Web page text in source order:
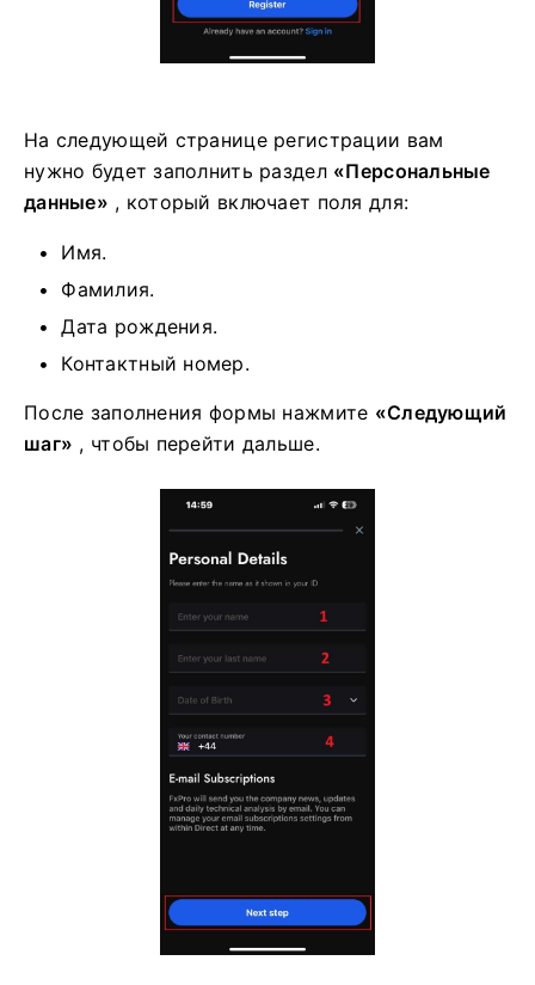
На следующей странице регистрации вам
нужно будет заполнить раздел «Персональные
данные» , который включает поля для:
Имя.
Фамилия.
Дата рождения.
Контактный номер.
После заполнения формы нажмите «Следующий
шаг» , чтобы перейти дальше.